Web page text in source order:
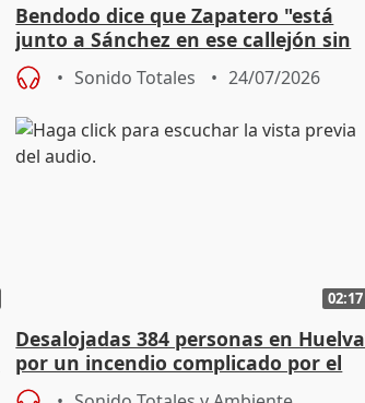
Bendodo dice que Zapatero "está
junto a Sánchez en ese callejón sin
salida
Sonido Totales 24/07/2026
02:17
Desalojadas 384 personas en Huelva
por un incendio complicado por el
viento